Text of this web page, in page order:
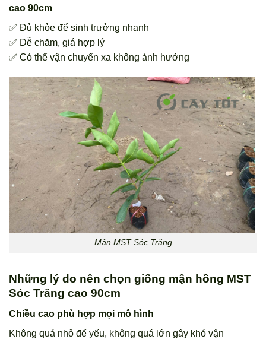
cao 90cm
✅ Đủ khỏe để sinh trưởng nhanh
✅ Dễ chăm, giá hợp lý
✅ Có thể vận chuyển xa không ảnh hưởng
Mận MST Sóc Trăng
Những lý do nên chọn giống mận hồng MST
Sóc Trăng cao 90cm
Chiều cao phù hợp mọi mô hình
Không quá nhỏ để yếu, không quá lớn gây khó vận